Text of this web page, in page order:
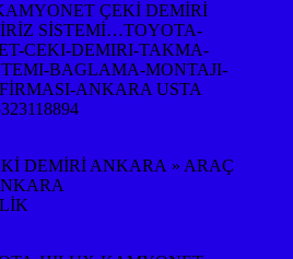
ÇEKİ DEMİRİ
SİSTEMİ…TOYOTA-
CEKI-DEMIRI-TAKMA-
BAGLAMA-MONTAJI-
ANKARA USTA
DEMİRİ ANKARA » ARAÇ